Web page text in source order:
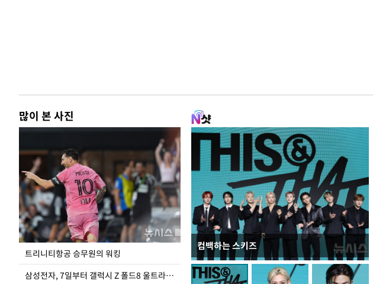
많이 본 사진
트리니티항공 승무원의 워킹
삼성전자, 7일부터 갤럭시 Z 폴드8 울트라·폴드8·플립8 출시
컴백하는 스키즈
입추 하루 앞둔 전남광주… 열화상 카메라에 담긴
폭염